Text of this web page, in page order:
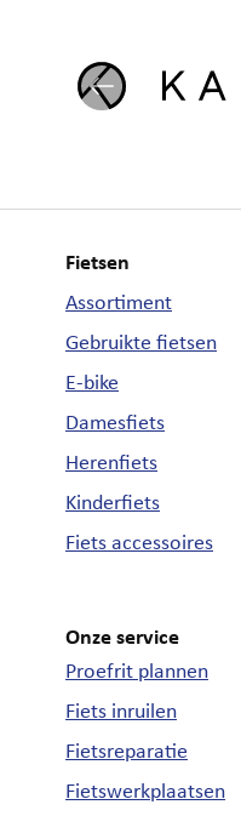
Fietsen
Assortiment
Gebruikte fietsen
E-bike
Damesfiets
Herenfiets
Kinderfiets
Fiets accessoires
Onze service
Proefrit plannen
Fiets inruilen
Fietsreparatie
Fietswerkplaatsen